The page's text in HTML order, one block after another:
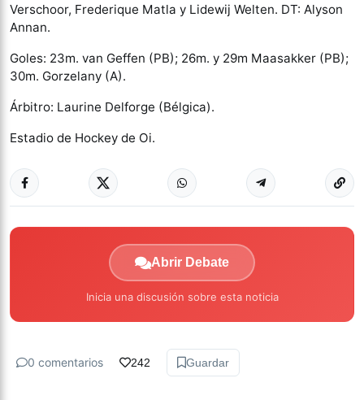
Verschoor, Frederique Matla y Lidewij Welten. DT: Alyson
Annan.
Goles: 23m. van Geffen (PB); 26m. y 29m Maasakker (PB);
30m. Gorzelany (A).
Árbitro: Laurine Delforge (Bélgica).
Estadio de Hockey de Oi.
Abrir Debate
Inicia una discusión sobre esta noticia
0 comentarios 242 Guardar